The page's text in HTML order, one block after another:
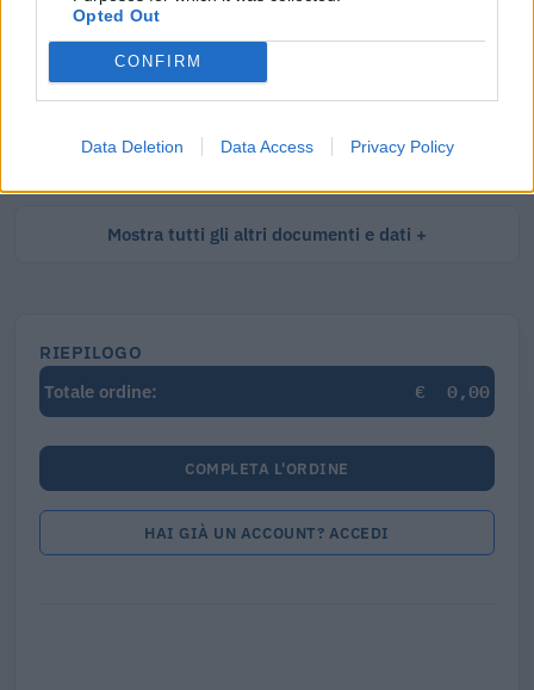
Opted Out
CONFIRM
Data Deletion Data Access Privacy Policy
Visure Camerali - Storico Società di Persone
Mostra tutti gli altri documenti e dati
RIEPILOGO
Totale ordine:
€ 0,00
COMPLETA L'ORDINE
HAI GIÀ UN ACCOUNT? ACCEDI